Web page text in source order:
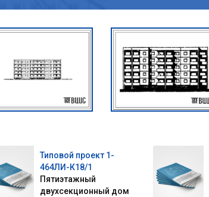
Типовой проект 1-
464ЛИ-К18/1
Пятиэтажный
двухсекционный дом